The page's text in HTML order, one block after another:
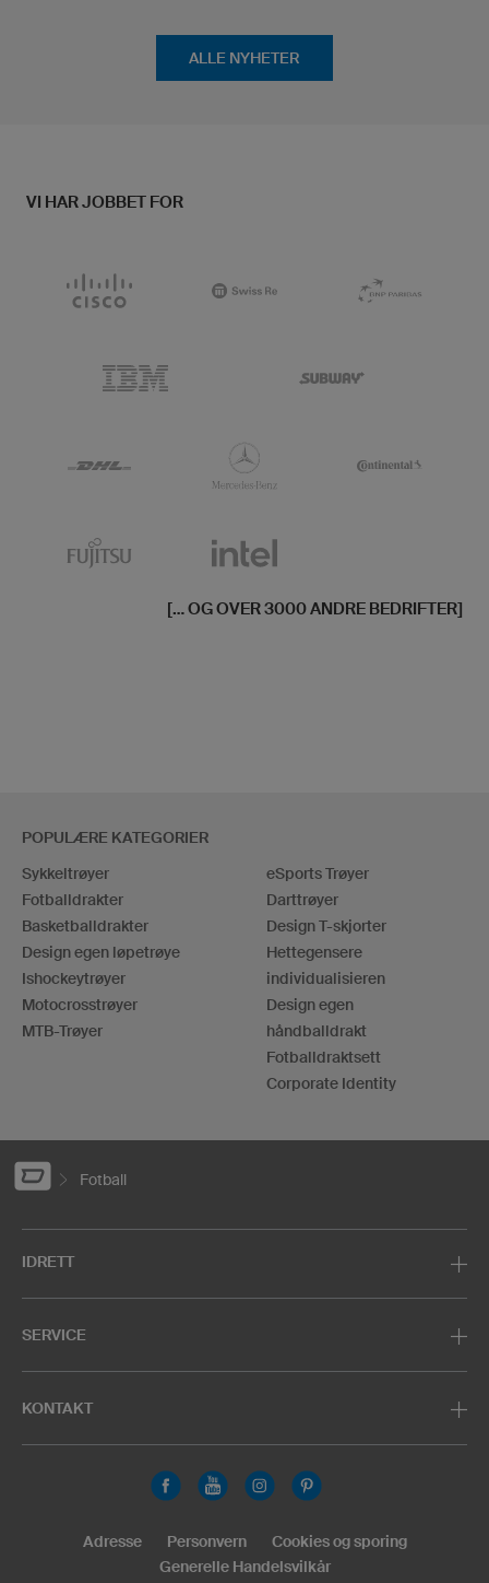
ALLE NYHETER
VI HAR JOBBET FOR
[... OG OVER 3000 ANDRE BEDRIFTER]
POPULÆRE KATEGORIER
Sykkeltrøyer
Fotballdrakter
Basketballdrakter
Design egen løpetrøye
Ishockeytrøyer
Motocrosstrøyer
MTB-Trøyer
eSports Trøyer
Darttrøyer
Design T-skjorter
Hettegensere
individualisieren
Design egen
håndballdrakt
Fotballdraktsett
Corporate Identity
Fotball
IDRETT
SERVICE
KONTAKT
Adresse Personvern
Cookies og sporing
Generelle Handelsvilkår